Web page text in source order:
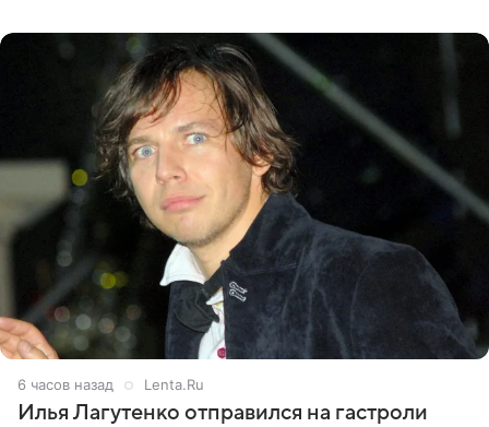
6 часов назад Lenta.Ru
Илья Лагутенко отправился на гастроли